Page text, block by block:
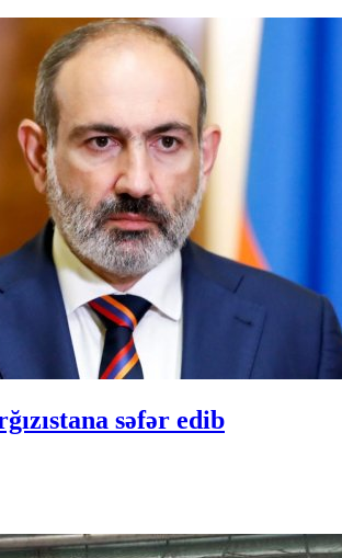
səfər edib